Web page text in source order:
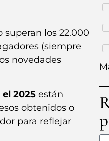
los 22.000
(siempre
novedades
2025 están
obtenidos o
para reflejar